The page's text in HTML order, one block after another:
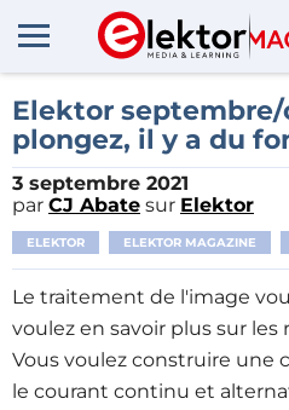
Elektor septembre/
plongez, il y a du
3 septembre 2021
par CJ Abate sur Elektor
ELEKTOR ELEKTOR MAGAZINE
Le traitement de l'image
voulez en savoir plus sur les
Vous voulez construire une
le courant continu et